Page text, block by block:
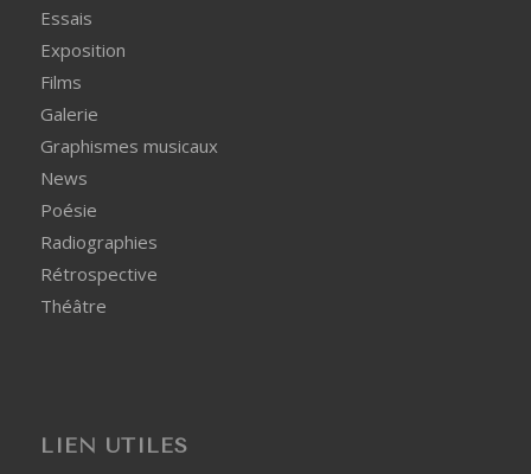
Essais
Exposition
Films
Galerie
Graphismes musicaux
News
Poésie
Radiographies
Rétrospective
Théâtre
LIEN UTILES